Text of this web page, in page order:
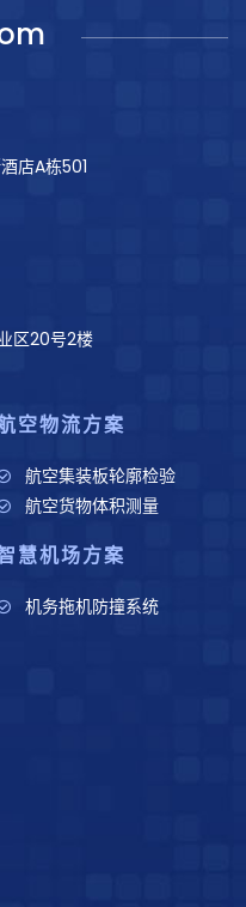
店A栋501
区20号2楼
空物流方案
航空集装板轮廓检验
航空货物体积测量
慧机场方案
机务拖机防撞系统